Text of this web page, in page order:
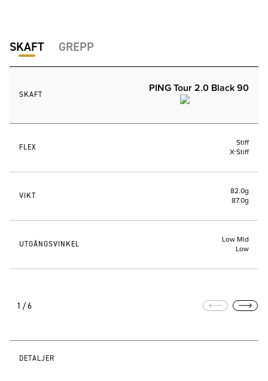
SKAFT GREPP
SKAFT
PING Tour 2.0 Black 90
FLEX
Stiff
X-Stiff
VIKT
82.0g
87.0g
UTGÅNGSVINKEL
Low Mid
Low
1/6
DETALJER